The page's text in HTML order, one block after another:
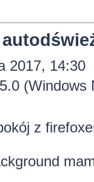
2017, 14:30
z